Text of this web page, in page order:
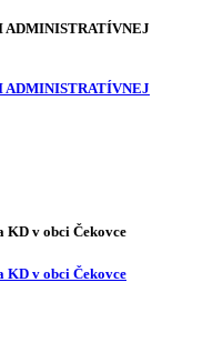
ADMINISTRATÍVNEJ
ADMINISTRATÍVNEJ
KD v obci Čekovce
KD v obci Čekovce